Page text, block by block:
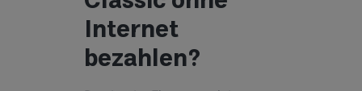
Internet
bezahlen?